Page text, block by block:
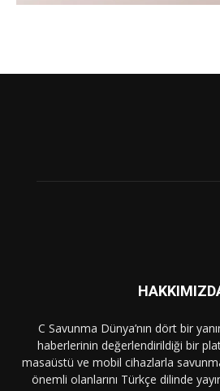
C Savunma Dünya’nın dört bir
haberlerinin değerlendirildiği bir
masaüstü ve mobil cihazlarla
önemli olanlarını Türkçe dilinde